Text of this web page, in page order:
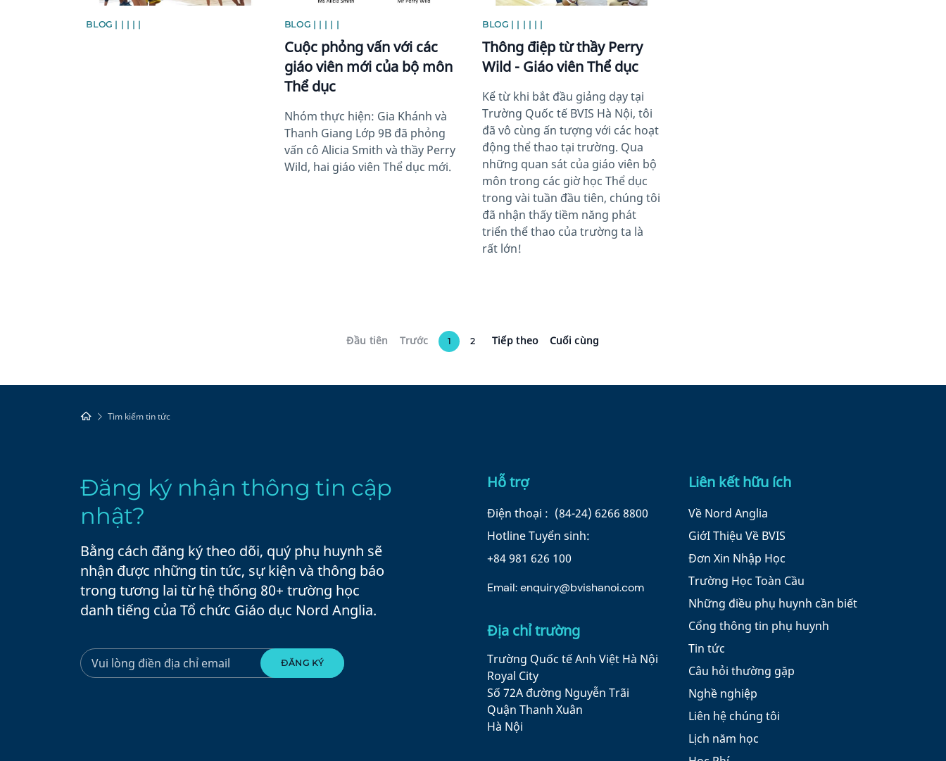
BLOG | | | | | BLOG | | | | |
Cuộc phỏng vấn với các
giáo viên mới của bộ môn
Thể dục
Nhóm thực hiện: Gia Khánh và
Thanh Giang Lớp 9B đã phỏng
vấn cô Alicia Smith và thầy Perry
Wild, hai giáo viên Thể dục mới.
BLOG | | | | | |
Thông điệp từ thầy Perry
Wild - Giáo viên Thể dục
Kể từ khi bắt đầu giảng dạy tại
Trường Quốc tế BVIS Hà Nội, tôi
đã vô cùng ấn tượng với các hoạt
động thể thao tại trường. Qua
những quan sát của giáo viên bộ
môn trong các giờ học Thể dục
trong vài tuần đầu tiên, chúng tôi
đã nhận thấy tiềm năng phát
triển thể thao của trường ta là
rất lớn!
Đầu tiên Trước 1 2 Tiếp theo Cuối cùng
Tìm kiếm tin tức
Đăng ký nhận thông tin cập
nhật?
Bằng cách đăng ký theo dõi, quý phụ huynh sẽ
nhận được những tin tức, sự kiện và thông báo
trong tương lai từ hệ thống 80+ trường học
danh tiếng của Tổ chức Giáo dục Nord Anglia.
Hỗ trợ
Điện thoại : (84-24) 6266 8800
Hotline Tuyển sinh:
+84 981 626 100
Email:enquiry@bvishanoi.com
Địa chỉ trường
Trường Quốc tế Anh Việt Hà Nội
Royal City
Số 72A đường Nguyễn Trãi
Quận Thanh Xuân
Hà Nội
Liên kết hữu ích
Về Nord Anglia
GiớI Thiệu Về BVIS
Đơn Xin Nhập Học
Trường Học Toàn Cầu
Những điều phụ huynh cần biết
Cổng thông tin phụ huynh
Tin tức
Câu hỏi thường gặp
Nghề nghiệp
Liên hệ chúng tôi
Lịch năm học